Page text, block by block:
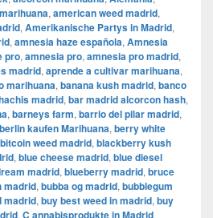
, american weed madrid,
, Amerikanische Partys in Madrid,
, amnesia haze española, Amnesia
pro, amnesia pro, amnesia pro madrid,
madrid, aprende a cultivar marihuana,
marihuana, banana kush madrid, banco
madrid, bar madrid alcorcon hash,
, barneys farm, barrio del pilar madrid,
berlin kaufen Marihuana, berry white
bitcoin weed madrid, blackberry kush
, blue cheese madrid, blue diesel
madrid, blueberry madrid, bruce
madrid, bubba og madrid, bubblegum
madrid, buy best weed in madrid, buy
, C annabisprodukte in Madrid,